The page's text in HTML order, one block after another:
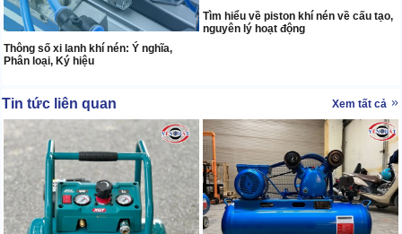
Thông số xi lanh khí nén: Ý nghĩa,
Phân loại, Ký hiệu
Tìm hiểu về piston khí nén về cấu tạo,
nguyên lý hoạt động
Tin tức liên quan Xem tất cả